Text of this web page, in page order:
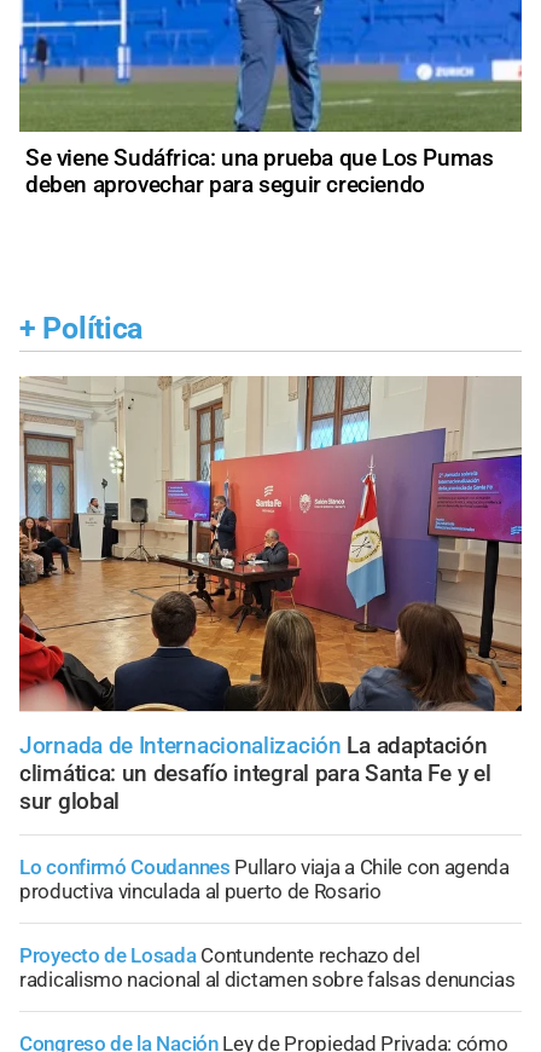
Se viene Sudáfrica: una prueba que Los Pumas
deben aprovechar para seguir creciendo
+ Política
Jornada de Internacionalización La adaptación
climática: un desafío integral para Santa Fe y el
sur global
Lo confirmó Coudannes Pullaro viaja a Chile con agenda
productiva vinculada al puerto de Rosario
Proyecto de Losada Contundente rechazo del
radicalismo nacional al dictamen sobre falsas denuncias
Congreso de la Nación Ley de Propiedad Privada: cómo